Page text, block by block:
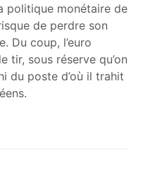
politique monétaire de
de perdre son
Du coup, l’euro
tir, sous réserve qu’on
du poste d’où il trahit